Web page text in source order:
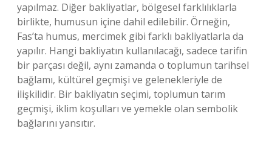
yapılmaz. Diğer bakliyatlar, bölgesel farklılıklarla
birlikte, humusun içine dahil edilebilir. Örneğin,
Fas’ta humus, mercimek gibi farklı bakliyatlarla da
yapılır. Hangi bakliyatın kullanılacağı, sadece tarifin
bir parçası değil, aynı zamanda o toplumun tarihsel
bağlamı, kültürel geçmişi ve gelenekleriyle de
ilişkilidir. Bir bakliyatın seçimi, toplumun tarım
geçmişi, iklim koşulları ve yemekle olan sembolik
bağlarını yansıtır.